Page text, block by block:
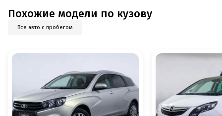
Похожие модели по кузову
Все авто с пробегом